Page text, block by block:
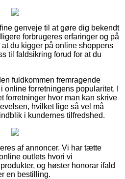
genveje til at gøre dig bekendt
forbrugeres erfaringer og på
du kigger på online shoppens
til faldsikring forud for at du
fuldkommen fremragende
online forretningens popularitet. I
forretninger hvor man kan skrive
hvilket lige så vel må
i kundernes tilfredshed.
af annoncer. Vi har tætte
outlets hvori vi
og høster honorar ifald
en bestilling.